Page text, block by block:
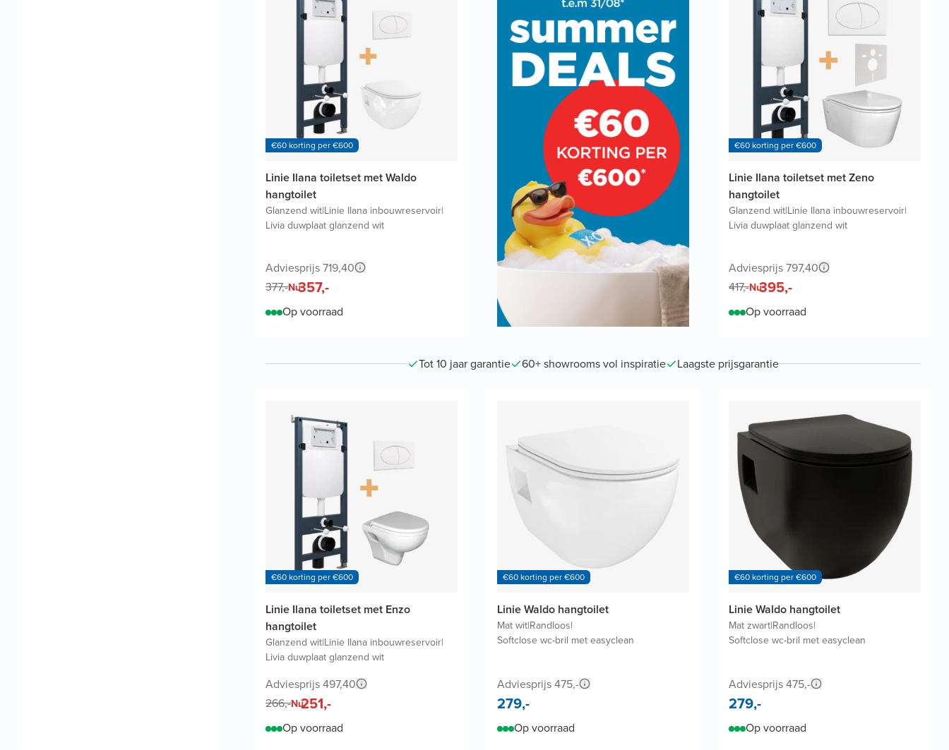
€60 korting per €600
Linie Ilana toiletset met Waldo
hangtoilet
Glanzend wit|Linie Ilana inbouwreservoir|
Livia duwplaat glanzend wit
Adviesprijs 719,40
377,-Nu357,-
Op voorraad
€60 korting per €600
Linie Ilana toiletset met Zeno
hangtoilet
Glanzend wit|Linie Ilana inbouwreservoir|
Livia duwplaat glanzend wit
Adviesprijs 797,40
417,-Nu395,-
Op voorraad
Tot 10 jaar garantie 60+ showrooms vol inspiratie Laagste prijsgarantie
€60 korting per €600
Linie Ilana toiletset met Enzo
hangtoilet
Glanzend wit|Linie Ilana inbouwreservoir|
Livia duwplaat glanzend wit
Adviesprijs 497,40
266,-Nu251,-
Op voorraad
€60 korting per €600
Linie Waldo hangtoilet
Mat wit|Randloos|
Softclose wc-bril met easyclean
Adviesprijs 475,-
279,-
Op voorraad
€60 korting per €600
Linie Waldo hangtoilet
Mat zwart|Randloos|
Softclose wc-bril met easyclean
Adviesprijs 475,-
279,-
Op voorraad